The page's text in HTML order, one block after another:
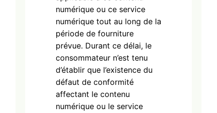
numérique ou ce service
numérique tout au long de la
période de fourniture
prévue. Durant ce délai, le
consommateur n’est tenu
d’établir que l’existence du
défaut de conformité
affectant le contenu
numérique ou le service